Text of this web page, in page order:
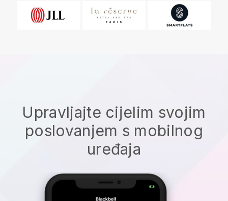
Upravljajte cijelim svojim
poslovanjem s mobilnog
uređaja